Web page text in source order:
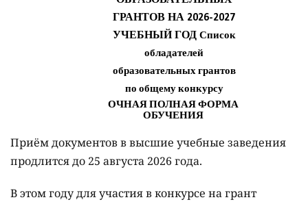
Приём документов в высшие учебные заведения
продлится до 25 августа 2026 года.
В этом году для участия в конкурсе на грант